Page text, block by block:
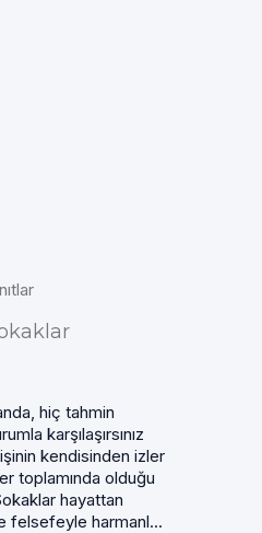
hiç tahmin
karşılaşırsınız
kendisinden izler
toplamında olduğu
hayattan
felsefeyle harmanl...